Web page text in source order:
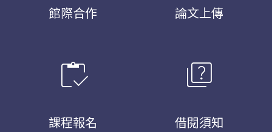
館際合作 論文上傳
inventory
課程報名
quiz
借閱須知